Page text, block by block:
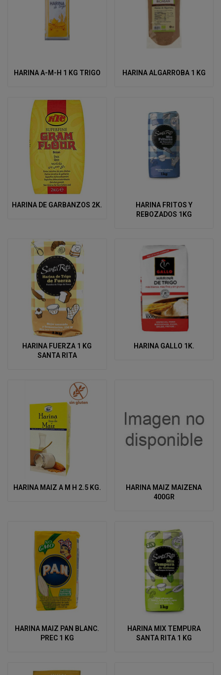
HARINA A-M-H 1 KG TRIGO HARINA ALGARROBA 1 KG
HARINA DE GARBANZOS 2K.
HARINA FRITOS Y
REBOZADOS 1KG
HARINA FUERZA 1 KG
SANTA RITA
HARINA GALLO 1K.
HARINA MAIZ A M H 2.5 KG.
HARINA MAIZ MAIZENA
400GR
HARINA MAIZ PAN BLANC.
PREC 1 KG
HARINA MIX TEMPURA
SANTA RITA 1 KG